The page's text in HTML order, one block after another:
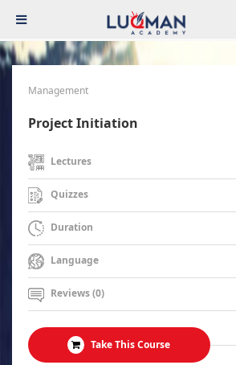
Management
Project Initiation
Lectures
Quizzes
Duration
Language
Reviews (0)
Take This Course